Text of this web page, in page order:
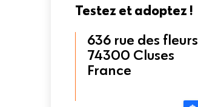
Testez et adoptez !
636 rue des fleurs
74300 Cluses
France